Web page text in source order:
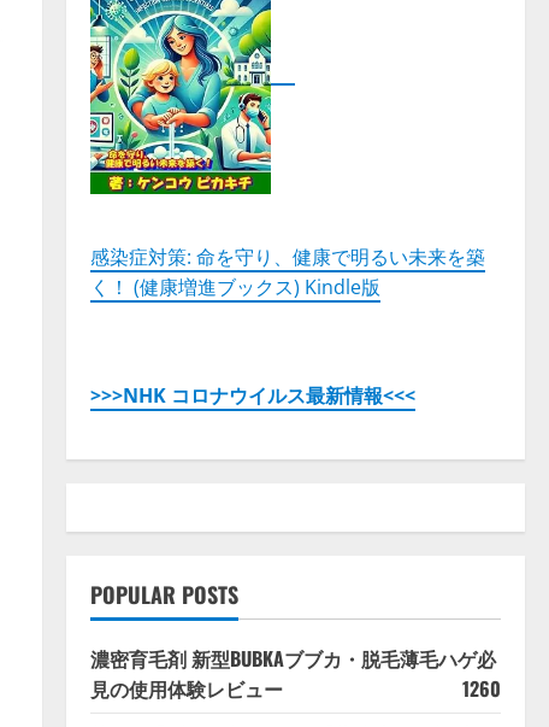
感染症対策: 命を守り、健康で明るい未来を築
く！ (健康増進ブックス) Kindle版
>>>NHK コロナウイルス最新情報<<<
POPULAR POSTS
濃密育毛剤 新型BUBKAブブカ・脱毛薄毛ハゲ必
見の使用体験レビュー
1260